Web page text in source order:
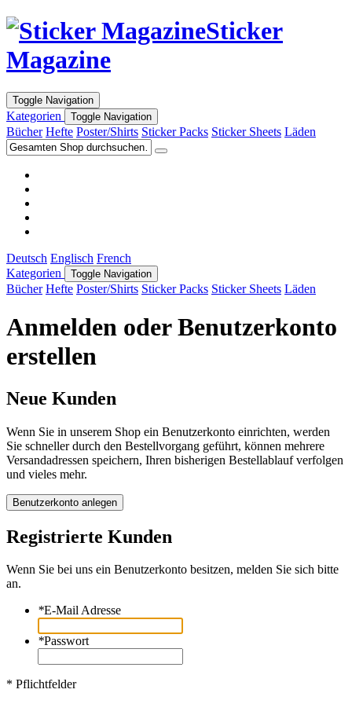
Sticker
Magazine
Toggle Navigation
Kategorien Toggle Navigation
Bücher Hefte Poster/Shirts Sticker Packs Sticker Sheets Läden
Deutsch Englisch French
Kategorien
Toggle Navigation
Bücher Hefte Poster/Shirts Sticker Packs Sticker Sheets Läden
Anmelden oder Benutzerkonto
erstellen
Neue Kunden
Wenn Sie in unserem Shop ein Benutzerkonto einrichten, werden
Sie schneller durch den Bestellvorgang geführt, können mehrere
Versandadressen speichern, Ihren bisherigen Bestellablauf verfolgen
und vieles mehr.
Benutzerkonto anlegen
Registrierte Kunden
Wenn Sie bei uns ein Benutzerkonto besitzen, melden Sie sich bitte
an.
*E-Mail Adresse
*Passwort
* Pflichtfelder